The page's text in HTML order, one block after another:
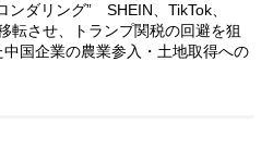
ンダリング” SHEIN、TikTok、
転させ、トランプ関税の回避を狙
国企業の農業参入・土地取得への